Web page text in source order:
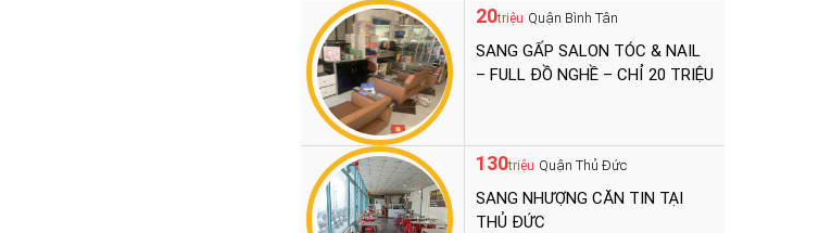
20triệu Quận Bình Tân
SANG GẤP SALON TÓC & NAIL
– FULL ĐỒ NGHỀ – CHỈ 20 TRIỆU
130triệu Quận Thủ Đức
SANG NHƯỢNG CĂN TIN TẠI
THỦ ĐỨC